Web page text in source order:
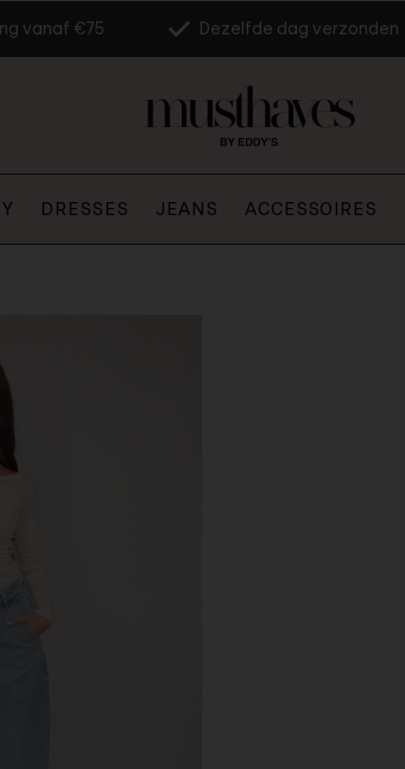
DRESSES JEANS ACCESSOIRES
vanaf €75 Dezelfde dag verzonden